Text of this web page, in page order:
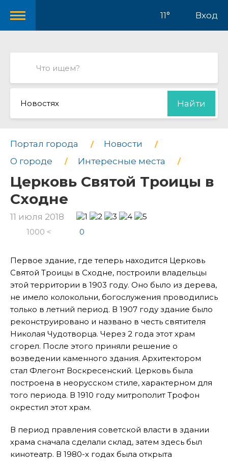
11° Вход
Новостях Найти
Портал города
Новости
О городе
Интересные места
Церковь Святой Троицы в
Сходне
11 июля 2018
1000 < 0
Первое здание, где теперь находится Церковь
Святой Троицы в Сходне, построили владельцы
этой территории в 1903 году. Оно было из дерева,
не имело колокольни, богослужения проводились
только в летний период. В 1907 году здание было
реконструировано и названо в честь святителя
Николая Чудотворца. Через 2 года этот храм
сгорел. После этого приняли решение о
возведении каменного здания. Архитектором
стал Флегонт Воскресенский. Церковь была
построена в неорусском стиле, характерном для
того периода. В 1910 году митрополит Трофон
окрестил этот храм.
В период правления советской власти в здании
храма сначала сделали склад, затем здесь был
кинотеатр. В 1980-х годах была открыта